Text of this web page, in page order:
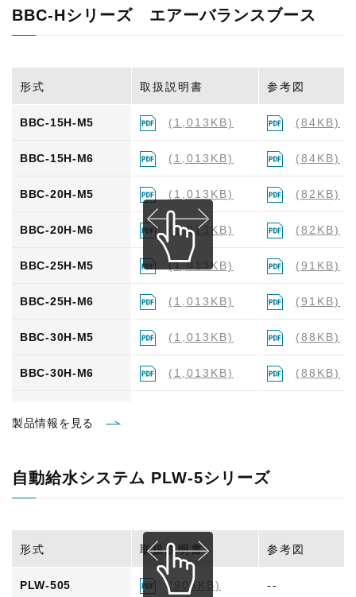
BBH-30H-M6 (1,874KB) (92KB)
BBH-40H-M6 (1,874KB) (98KB)
BBH-45H-M6 (1,874KB) (97KB)
BBC-Hシリーズ エアーバランスブース
形式 取扱説明書 参考図
BBC-15H-M5 (1,013KB) (84KB)
BBC-15H-M6 (1,013KB) (84KB)
BBC-20H-M5 (1,013KB) (82KB)
BBC-20H-M6 (1,013KB) (82KB)
BBC-25H-M5 (1,013KB) (91KB)
BBC-25H-M6 (1,013KB) (91KB)
BBC-30H-M5 (1,013KB) (88KB)
BBC-30H-M6 (1,013KB) (88KB)
BBC-40H-M5 (1,013KB)
BBC-45H-M5 (1,013KB) (88KB)
BBC-45H-M6 (1,013KB)
製品情報を見る
自動給水システム PLW-5シリーズ
形式 取扱説明書 参考図
PLW-505 (906KB) --